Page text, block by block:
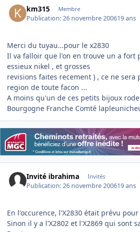
km315 Membre
Publication:26 novembre 200619 ans
Merci du tuyau...pour le x2830
Il va falloir que l'on en trouve un a fort
essieux nikel , et grosses
revisions faites recement ) , ce ne sera
region de toute facon ...
A moins qu'un de ces petits bijoux
Bourgogne Franche Comté
Invité ibrahima Invités
Publication:26 novembre 200619 ans
En l'occurence, l'X2830 était prévu
Sinon il y a l'X2802 et l'X2869 qui sont